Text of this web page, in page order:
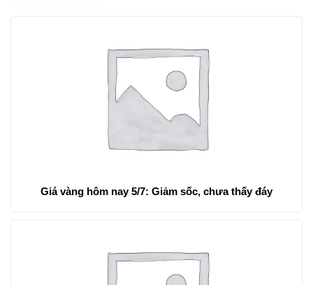
Giá vàng hôm nay 5/7: Giảm sốc, chưa thấy đáy